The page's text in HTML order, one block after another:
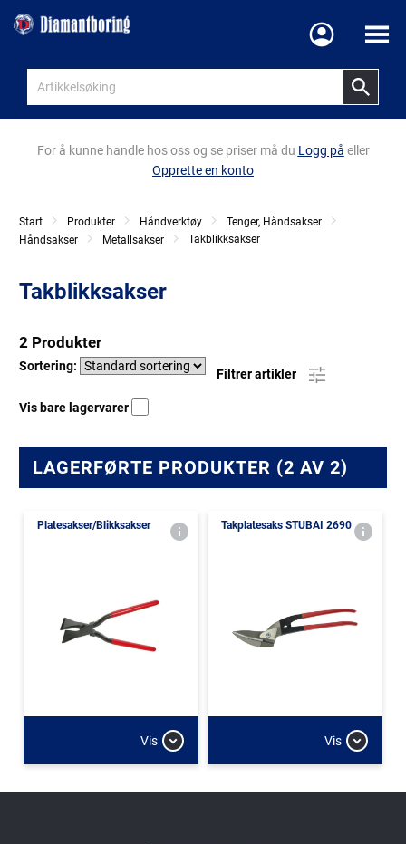
Meny
For å kunne handle hos oss og se priser må du Logg på eller
Opprette en konto
Start Produkter Håndverktøy
Tenger, Håndsakser
Håndsakser
Metallsakser Takblikksakser
Takblikksakser
2 Produkter
Sortering:
Filtrer artikler
Vis bare lagervarer
LAGERFØRTE PRODUKTER (2 AV 2)
Platesakser/Blikksakser
Vis
Takplatesaks STUBAI 2690
Vis